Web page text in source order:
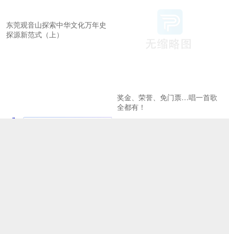
东莞观音山探索中华文化万年史
探源新范式（上）
奖金、荣誉、免门票…唱一首歌
全都有！